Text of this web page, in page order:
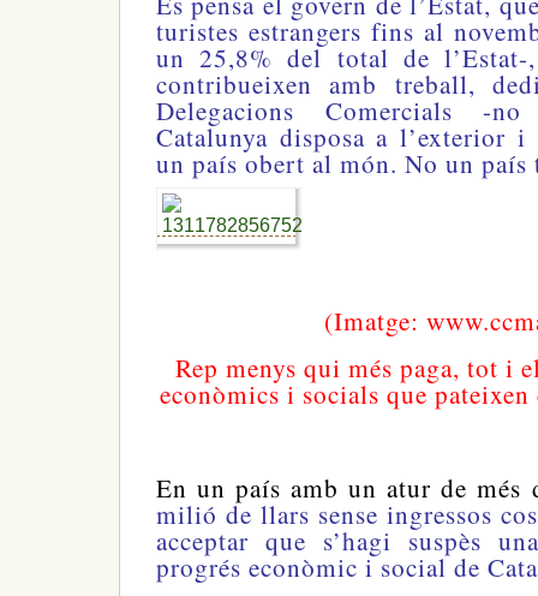
turistes estrangers fins al
un 25,8% del total de
contribueixen amb treball,
Delegacions Comercials -
Catalunya disposa a l’exterior
un país obert al món. No un país
(Imatge:
Rep menys qui més paga, tot i
econòmics i socials que
En un país amb un atur de
milió de llars sense ingressos
acceptar que s’hagi suspès
progrés econòmic i social de